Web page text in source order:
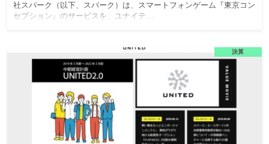
社スパーク（以下、スパーク）は、スマートフォンゲーム『東京コン
セプション』のサービスを、ユナイテ…
決算